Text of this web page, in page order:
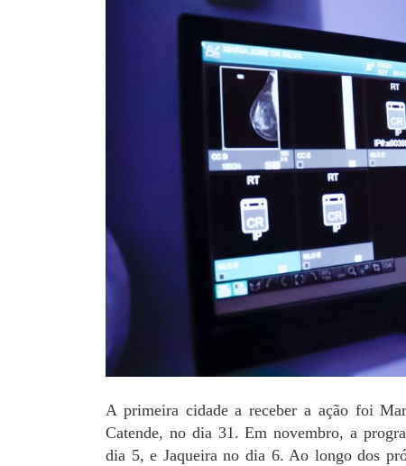
A primeira cidade a receber a ação foi
Catende, no dia 31. Em novembro, a
dia 5, e Jaqueira no dia 6. Ao longo dos